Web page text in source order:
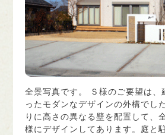
全景写真です。 Ｓ様のご要望は、
ったモダンなデザインの外構でし
りに高さの異なる壁を配置して、
様にデザインしてあります。庭と